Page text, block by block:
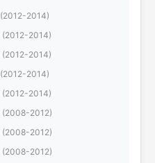
(2012-2014)
(2012-2014)
(2012-2014)
(2012-2014)
(2012-2014)
(2008-2012)
(2008-2012)
(2008-2012)